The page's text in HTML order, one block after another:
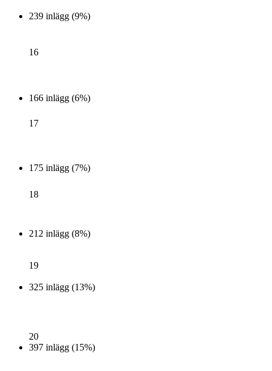
239 inlägg (9%)
16
166 inlägg (6%)
17
175 inlägg (7%)
18
212 inlägg (8%)
19
325 inlägg (13%)
20
397 inlägg (15%)